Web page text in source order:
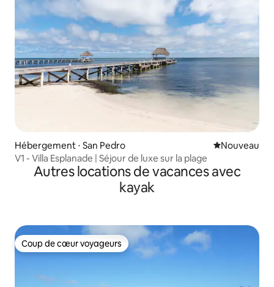
Hébergement ⋅ San Pedro Nouvel
Nouveau
V1 - Villa Esplanade | Séjour de luxe sur la plage
Autres locations de vacances avec
kayak
Coup de cœur voyageurs
Coup de cœur voyageurs